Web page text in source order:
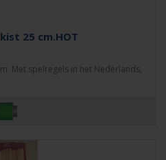
25 cm.HOT
Met spelregels in het Nederlands,